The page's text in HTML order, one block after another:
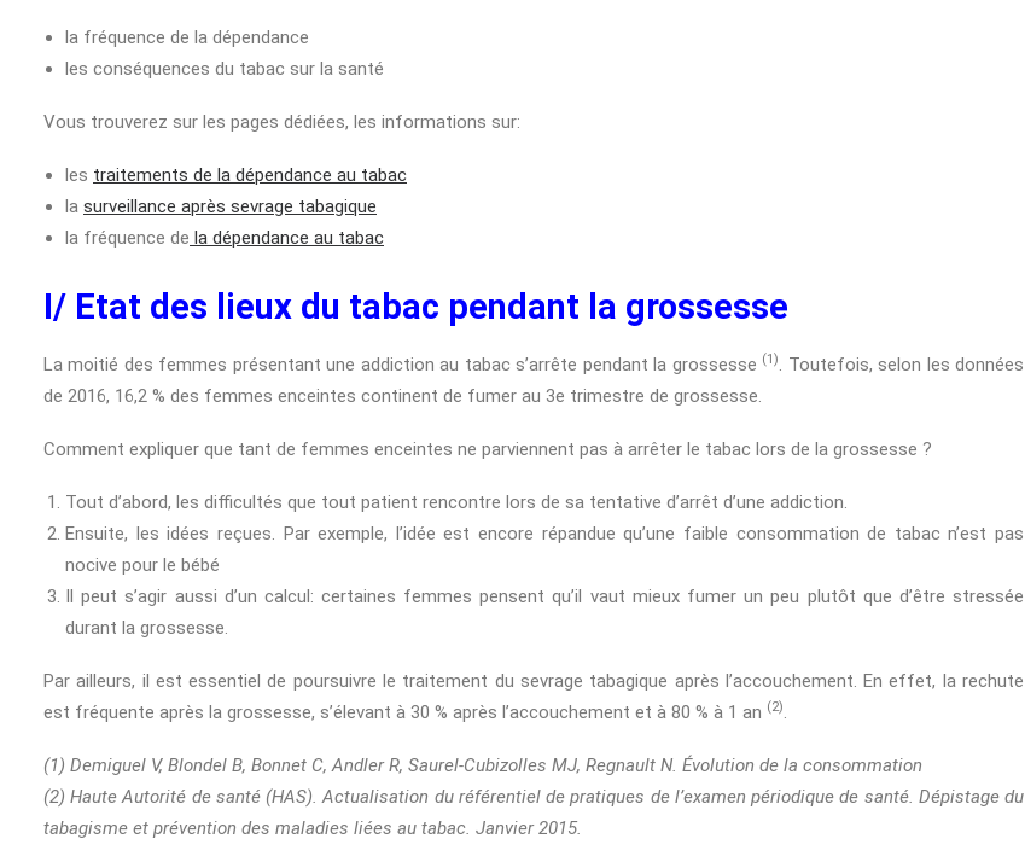
la fréquence de la dépendance
les conséquences du tabac sur la santé
Vous trouverez sur les pages dédiées, les informations sur:
les traitements de la dépendance au tabac
la surveillance après sevrage tabagique
la fréquence de la dépendance au tabac
I/ Etat des lieux du tabac pendant la grossesse
La moitié des femmes présentant une addiction au tabac s’arrête pendant la grossesse (1). Toutefois, selon les données
de 2016, 16,2 % des femmes enceintes continent de fumer au 3e trimestre de grossesse.
Comment expliquer que tant de femmes enceintes ne parviennent pas à arrêter le tabac lors de la grossesse ?
Tout d’abord, les difficultés que tout patient rencontre lors de sa tentative d’arrêt d’une addiction.
Ensuite, les idées reçues. Par exemple, l’idée est encore répandue qu’une faible consommation de tabac n’est pas
nocive pour le bébé
Il peut s’agir aussi d’un calcul: certaines femmes pensent qu’il vaut mieux fumer un peu plutôt que d’être stressée
durant la grossesse.
Par ailleurs, il est essentiel de poursuivre le traitement du sevrage tabagique après l’accouchement. En effet, la rechute
est fréquente après la grossesse, s’élevant à 30 % après l’accouchement et à 80 % à 1 an (2).
(1) Demiguel V, Blondel B, Bonnet C, Andler R, Saurel-Cubizolles MJ, Regnault N. Évolution de la consommation
(2) Haute Autorité de santé (HAS). Actualisation du référentiel de pratiques de l’examen périodique de santé. Dépistage du
tabagisme et prévention des maladies liées au tabac. Janvier 2015.